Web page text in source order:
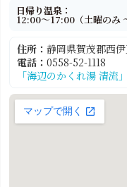
日帰り温泉：
12:00～17:00（土曜のみ
住所： 静岡県賀茂郡西
電話： 0558-52-1118
「海辺のかくれ湯 清流